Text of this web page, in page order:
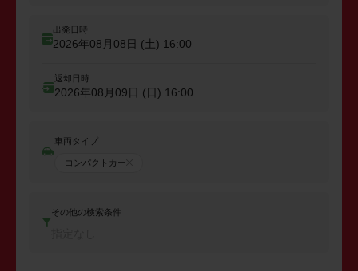
出発日時
2026年08月08日 (土) 16:00
返却日時
2026年08月09日 (日) 16:00
車両タイプ
コンパクトカー
その他の検索条件